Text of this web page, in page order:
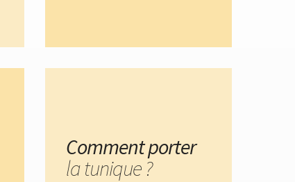
Comment porter
la tunique ?